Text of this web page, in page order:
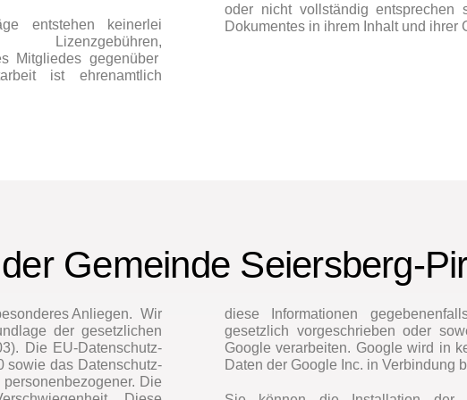
entstehen keinerlei
Mitgliedes gegenüber
ist ehrenamtlich
oder nicht vollständig
Dokumentes in ihrem Inhalt und ihrer
Gemeinde Seiersberg-
Anliegen. Wir
der gesetzlichen
Die EU-Datenschutz-
sowie das Datenschutz-
Die
diese Informationen
gesetzlich vorgeschrieben oder
Google verarbeiten. Google wird in
Daten der Google Inc. in Verbindung